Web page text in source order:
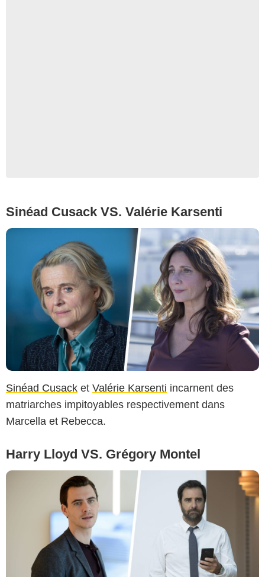
Sinéad Cusack VS. Valérie Karsenti
Sinéad Cusack et Valérie Karsenti incarnent des
matriarches impitoyables respectivement dans
Marcella et Rebecca.
Harry Lloyd VS. Grégory Montel